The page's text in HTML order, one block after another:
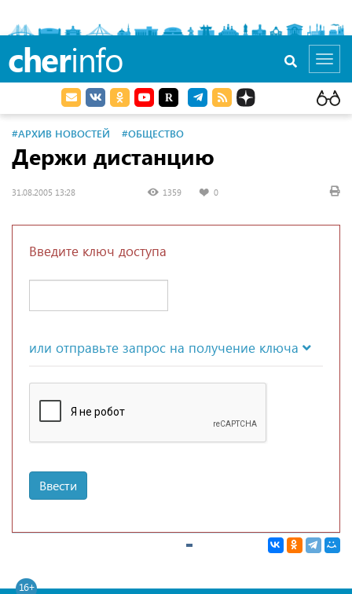
cherinfo
#АРХИВ НОВОСТЕЙ #ОБЩЕСТВО
Держи дистанцию
31.08.2005 13:28 1359 0
Введите ключ доступа
или отправьте запрос на получение ключа
Ввести
16+